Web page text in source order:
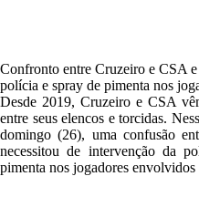
Confronto entre Cruzeiro e CSA
polícia e spray de pimenta nos
Desde 2019, Cruzeiro e CSA
entre seus elencos e torcidas.
domingo (26), uma confusão
necessitou de intervenção da
pimenta nos jogadores